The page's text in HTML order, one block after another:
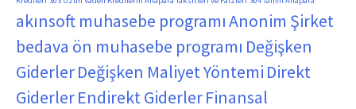
akınsoft muhasebe programıAnonim Şirket
bedava ön muhasebe programı Değişken
GiderlerDeğişken Maliyet Yöntemi Direkt
GiderlerEndirekt GiderlerFinansal